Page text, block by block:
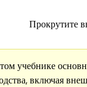
Прокрутите
учебнике
включая